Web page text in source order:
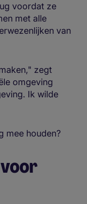
voordat ze
met alle
van
zegt
omgeving
Ik wilde
mee houden?